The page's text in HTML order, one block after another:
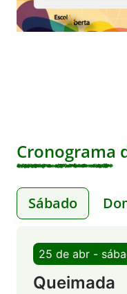
Cronograma
Sábado
25 de abr -
Queimada